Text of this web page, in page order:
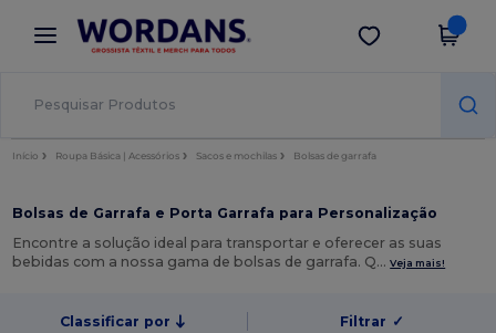
× App Wordans
Melhores preços na app!
Obter app
Início Roupa Básica | Acessórios Sacos e mochilas Bolsas de garrafa
Bolsas de Garrafa e Porta Garrafa para Personalização
Encontre a solução ideal para transportar e oferecer as suas
bebidas com a nossa gama de bolsas de garrafa. Q…Veja mais!
Classificar por Filtrar ✓